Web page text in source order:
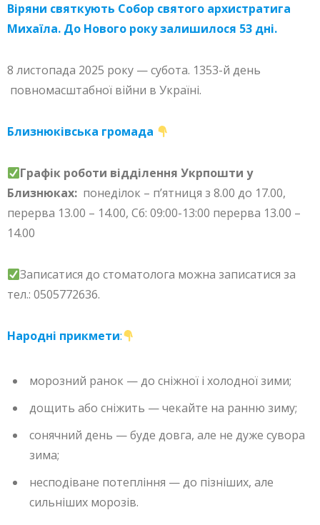
Віряни святкують Собор святого архистратига
Михаїла. До Нового року залишилося 53 дні.
8 листопада 2025 року — субота. 1353-й день
повномасштабної війни в Україні.
Близнюківська громада
Графік роботи відділення Укрпошти у
Близнюках: понеділок – п’ятниця з 8.00 до 17.00,
перерва 13.00 – 14.00, Сб: 09:00-13:00 перерва 13.00 –
14.00
Записатися до стоматолога можна записатися за
тел.: 0505772636.
Народні прикмети:
морозний ранок — до сніжної і холодної зими;
дощить або сніжить — чекайте на ранню зиму;
сонячний день — буде довга, але не дуже сувора
зима;
несподіване потепління — до пізніших, але
сильніших морозів.